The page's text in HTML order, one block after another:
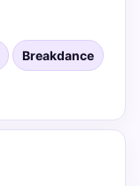
Breakdance